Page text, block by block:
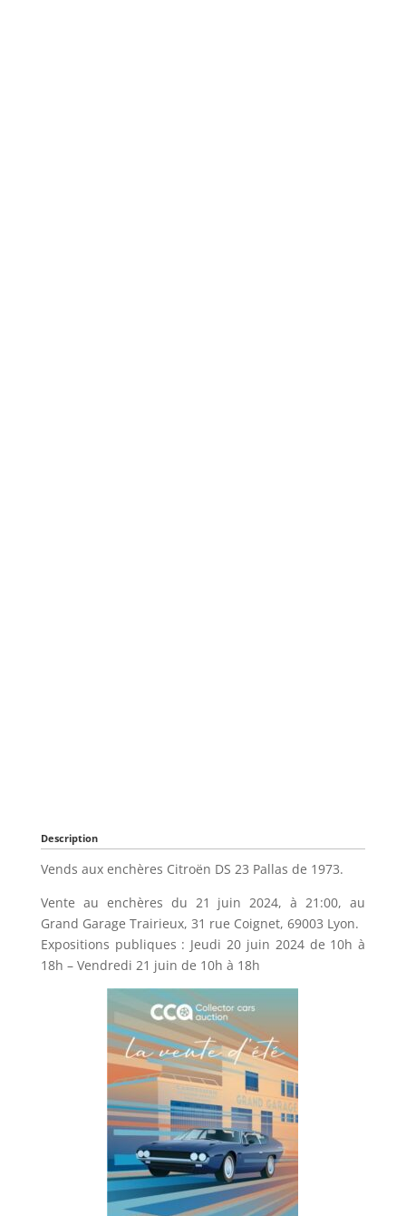
Description
Vends aux enchères Citroën DS 23 Pallas de 1973.
Vente au enchères du 21 juin 2024, à 21:00, au
Grand Garage Trairieux, 31 rue Coignet, 69003 Lyon.
Expositions publiques : Jeudi 20 juin 2024 de 10h à
18h – Vendredi 21 juin de 10h à 18h